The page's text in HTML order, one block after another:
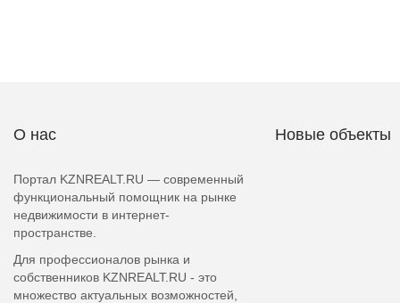
О нас
Портал KZNREALT.RU — современный
функциональный помощник на рынке
недвижимости в интернет-
пространстве.
Для профессионалов рынка и
собственников KZNREALT.RU - это
множество актуальных возможностей,
Новые объекты